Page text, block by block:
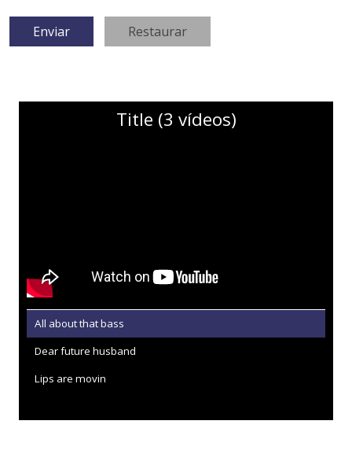
Title (3 vídeos)
All about that bass
Dear future husband
Lips are movin